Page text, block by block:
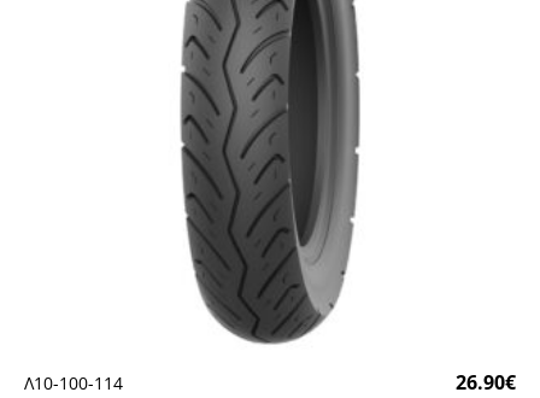
Λ10-100-114 26.90€